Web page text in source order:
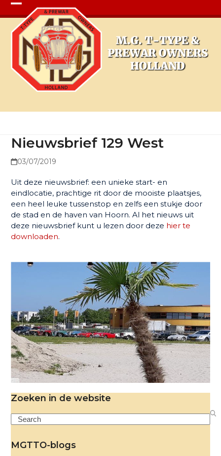
Open
mobile
menu
Close
mobile
menu
Nieuwsbrief 129 West
03/07/2019
Uit deze nieuwsbrief: een unieke start- en
eindlocatie, prachtige rit door de mooiste plaatsjes,
een heel leuke tussenstop en zelfs een stukje door
de stad en de haven van Hoorn. Al het nieuws uit
deze nieuwsbrief kunt u lezen door deze hier te
downloaden.
Zoeken in de website
Search
MGTTO-blogs